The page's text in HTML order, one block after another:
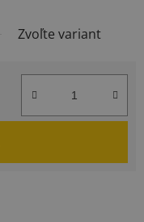
Zvoľte variant